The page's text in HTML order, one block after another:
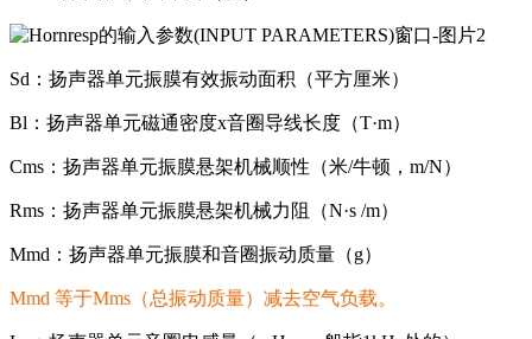
Sd：扬声器单元振膜有效振动面积（平方厘米）
Bl：扬声器单元磁通密度x音圈导线长度（T·m）
Cms：扬声器单元振膜悬架机械顺性（米/牛顿，m/N）
Rms：扬声器单元振膜悬架机械力阻（N·s /m）
Mmd：扬声器单元振膜和音圈振动质量（g）
Mmd 等于Mms（总振动质量）减去空气负载。